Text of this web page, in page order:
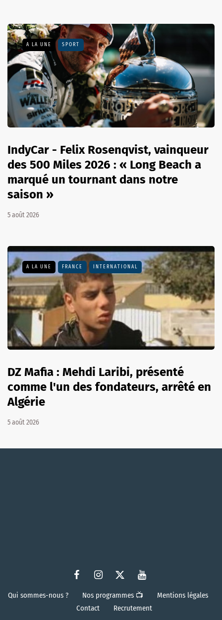
A LA UNE SPORT
IndyCar - Felix Rosenqvist, vainqueur
des 500 Miles 2026 : « Long Beach a
marqué un tournant dans notre
saison »
5 août 2026
A LA UNE FRANCE INTERNATIONAL
DZ Mafia : Mehdi Laribi, présenté
comme l'un des fondateurs, arrêté en
Algérie
5 août 2026
Qui sommes-nous ? Nos programmes 📺
Mentions légales
Contact
Recrutement